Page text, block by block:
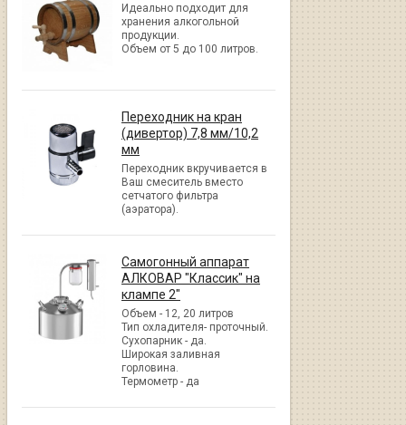
Идеально подходит для
хранения алкогольной
продукции.
Объем от 5 до 100 литров.
Переходник на кран
(дивертор) 7,8 мм/10,2
мм
Переходник вкручивается в
Ваш смеситель вместо
сетчатого фильтра
(аэратора).
Самогонный аппарат
АЛКОВАР "Классик" на
клампе 2"
Объем - 12, 20 литров
Тип охладителя- проточный.
Сухопарник - да.
Широкая заливная
горловина.
Термометр - да